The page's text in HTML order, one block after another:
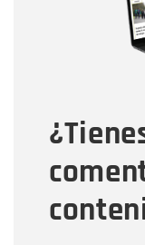
Tipo de
Mensaje